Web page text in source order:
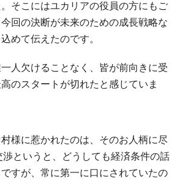
そこにはユカリアの役員の方にもご
回の決断が未来のための成長戦略な
めて伝えたのです。
人欠けることなく、皆が前向きに受
のスタートが切れたと感じていま
様に惹かれたのは、そのお人柄に尽
渉というと、どうしても経済条件の話
すが、常に第一に口にされていたの